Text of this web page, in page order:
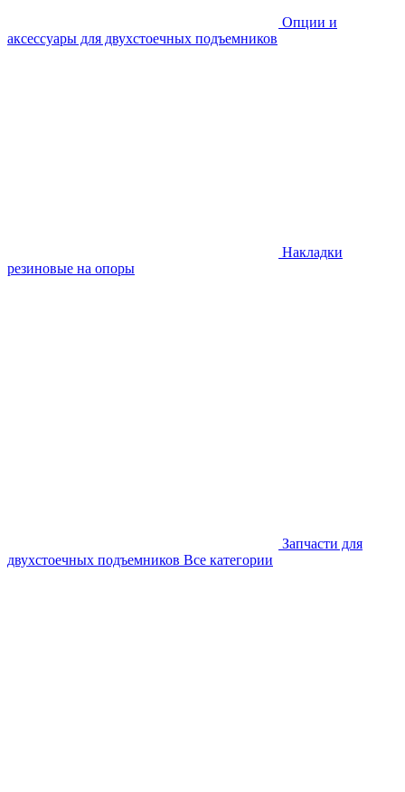
Опции и
аксессуары для двухстоечных подъемников
Накладки
резиновые на опоры
Запчасти для
двухстоечных подъемников Все категории